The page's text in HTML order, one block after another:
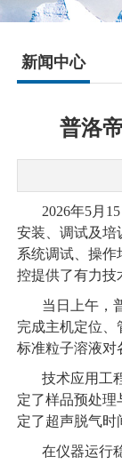
新闻中心
普洛
2026年5月
安装、调试及培
系统调试、操
控提供了有力技
当日上午，
完成主机定位
标准粒子溶液对
技术应用工
定了样品预处
定了超声脱气时
在仪器运行